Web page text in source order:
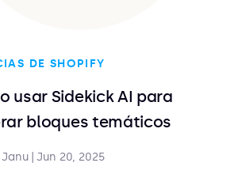
DE SHOPIFY
usar Sidekick AI para
bloques temáticos
Janu Jun 20, 2025